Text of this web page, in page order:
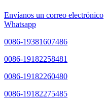
Envíanos un correo electrónico
Whatsapp
0086-19381607486
0086-19182258481
0086-19182260480
0086-19182275485